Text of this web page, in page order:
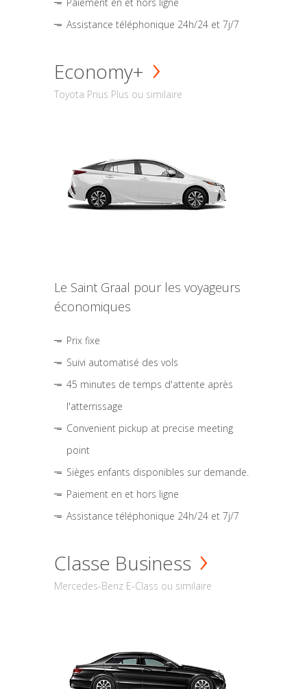
Assistance téléphonique 24h/24 et 7j/7
Economy+
Toyota Prius Plus ou similaire
Le Saint Graal pour les voyageurs
économiques
Prix fixe
Suivi automatisé des vols
45 minutes de temps d'attente après
l'atterrissage
Convenient pickup at precise meeting
point
Sièges enfants disponibles sur demande.
Paiement en et hors ligne
Assistance téléphonique 24h/24 et 7j/7
Classe Business
Mercedes-Benz E-Class ou similaire